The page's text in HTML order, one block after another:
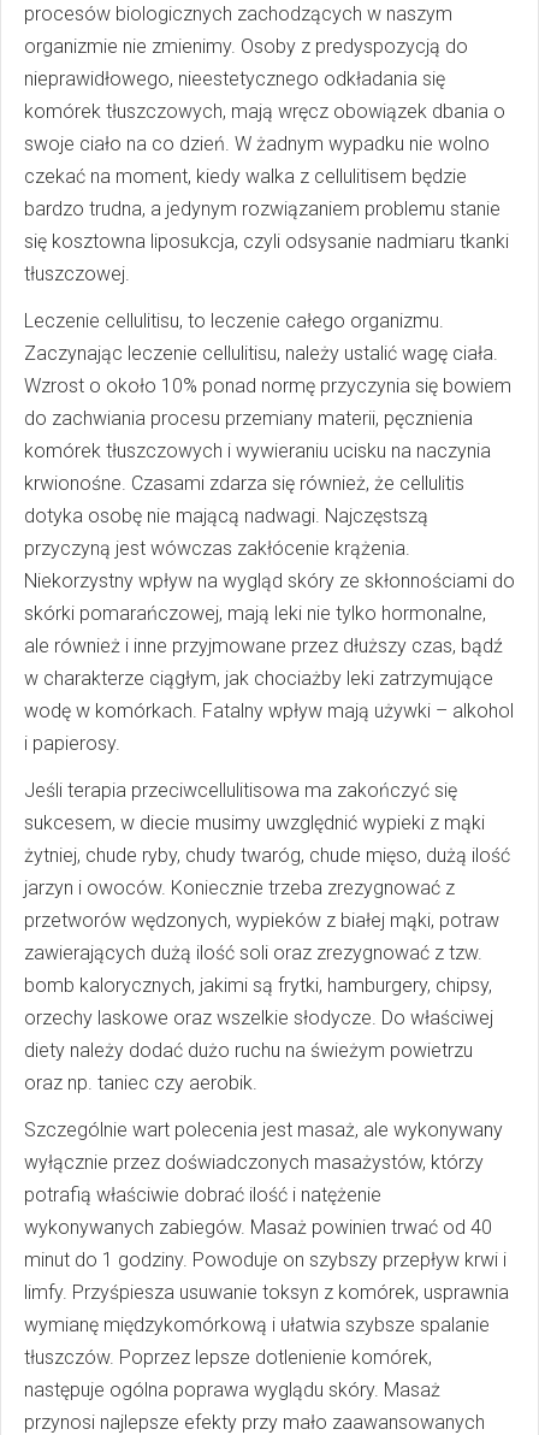
procesów biologicznych zachodzących w naszym
organizmie nie zmienimy. Osoby z predyspozycją do
nieprawidłowego, nieestetycznego odkładania się
komórek tłuszczowych, mają wręcz obowiązek dbania o
swoje ciało na co dzień. W żadnym wypadku nie wolno
czekać na moment, kiedy walka z cellulitisem będzie
bardzo trudna, a jedynym rozwiązaniem problemu stanie
się kosztowna liposukcja, czyli odsysanie nadmiaru tkanki
tłuszczowej.
Leczenie cellulitisu, to leczenie całego organizmu.
Zaczynając leczenie cellulitisu, należy ustalić wagę ciała.
Wzrost o około 10% ponad normę przyczynia się bowiem
do zachwiania procesu przemiany materii, pęcznienia
komórek tłuszczowych i wywieraniu ucisku na naczynia
krwionośne. Czasami zdarza się również, że cellulitis
dotyka osobę nie mającą nadwagi. Najczęstszą
przyczyną jest wówczas zakłócenie krążenia.
Niekorzystny wpływ na wygląd skóry ze skłonnościami do
skórki pomarańczowej, mają leki nie tylko hormonalne,
ale również i inne przyjmowane przez dłuższy czas, bądź
w charakterze ciągłym, jak chociażby leki zatrzymujące
wodę w komórkach. Fatalny wpływ mają używki – alkohol
i papierosy.
Jeśli terapia przeciwcellulitisowa ma zakończyć się
sukcesem, w diecie musimy uwzględnić wypieki z mąki
żytniej, chude ryby, chudy twaróg, chude mięso, dużą ilość
jarzyn i owoców. Koniecznie trzeba zrezygnować z
przetworów wędzonych, wypieków z białej mąki, potraw
zawierających dużą ilość soli oraz zrezygnować z tzw.
bomb kalorycznych, jakimi są frytki, hamburgery, chipsy,
orzechy laskowe oraz wszelkie słodycze. Do właściwej
diety należy dodać dużo ruchu na świeżym powietrzu
oraz np. taniec czy aerobik.
Szczególnie wart polecenia jest masaż, ale wykonywany
wyłącznie przez doświadczonych masażystów, którzy
potrafią właściwie dobrać ilość i natężenie
wykonywanych zabiegów. Masaż powinien trwać od 40
minut do 1 godziny. Powoduje on szybszy przepływ krwi i
limfy. Przyśpiesza usuwanie toksyn z komórek, usprawnia
wymianę międzykomórkową i ułatwia szybsze spalanie
tłuszczów. Poprzez lepsze dotlenienie komórek,
następuje ogólna poprawa wyglądu skóry. Masaż
przynosi najlepsze efekty przy mało zaawansowanych